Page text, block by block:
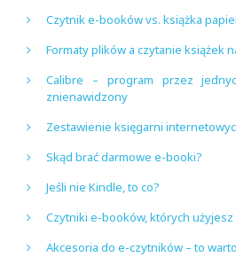
Czytnik e-booków vs. książka
Formaty plików a czytanie książek
Calibre – program przez
znienawidzony
Zestawienie księgarni
Skąd brać darmowe e-booki?
Jeśli nie Kindle, to co?
Czytniki e-booków, których
Akcesoria do e-czytników – to